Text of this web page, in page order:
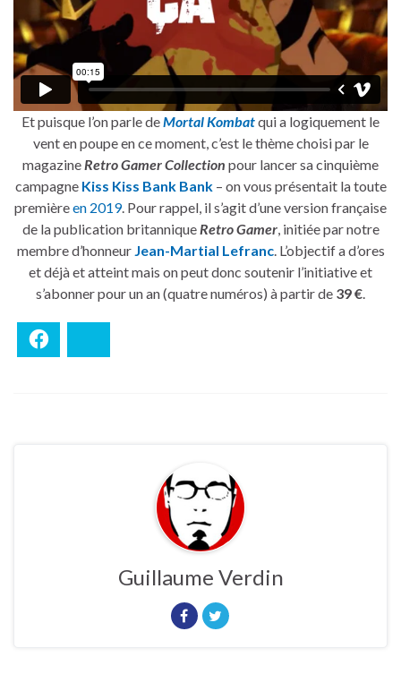
Et puisque l’on parle deMortal Kombatqui a logiquement le
vent en poupe en ce moment, c’est le thème choisi par le
magazineRetro Gamer Collection pour lancer sa cinquième
campagne Kiss Kiss Bank Bank– on vous présentait la toute
premièreen 2019. Pour rappel, il s’agit d’une version française
de la publication britanniqueRetro Gamer, initiée par notre
membre d’honneur Jean-Martial Lefranc. L’objectif a d’ores
et déjà et atteint mais on peut donc soutenir l’initiative et
s’abonner pour un an (quatre numéros) à partir de 39 €.
Guillaume Verdin